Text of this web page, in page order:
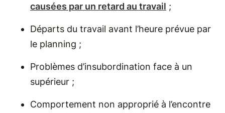
causées par un retard au travail ;
Départs du travail avant l’heure prévue par
le planning ;
Problèmes d’insubordination face à un
supérieur ;
Comportement non approprié à l’encontre